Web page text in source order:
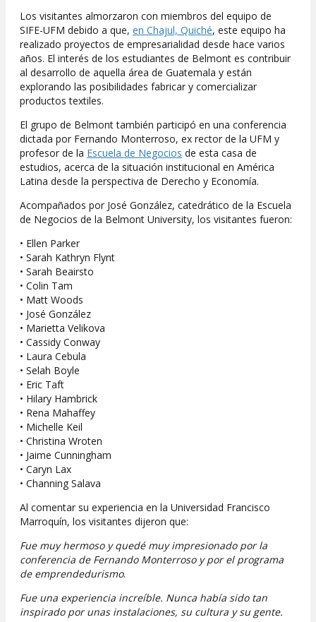
Los visitantes almorzaron con miembros del equipo de
SIFE-UFM debido a que, en Chajul, Quiché, este equipo ha
realizado proyectos de empresarialidad desde hace varios
años. El interés de los estudiantes de Belmont es contribuir
al desarrollo de aquella área de Guatemala y están
explorando las posibilidades fabricar y comercializar
productos textiles.
El grupo de Belmont también participó en una conferencia
dictada por Fernando Monterroso, ex rector de la UFM y
profesor de la Escuela de Negocios de esta casa de
estudios, acerca de la situación institucional en América
Latina desde la perspectiva de Derecho y Economía.
Acompañados por José González, catedrático de la Escuela
de Negocios de la Belmont University, los visitantes fueron:
• Ellen Parker
• Sarah Kathryn Flynt
• Sarah Beairsto
• Colin Tam
• Matt Woods
• José González
• Marietta Velikova
• Cassidy Conway
• Laura Cebula
• Selah Boyle
• Eric Taft
• Hilary Hambrick
• Rena Mahaffey
• Michelle Keil
• Christina Wroten
• Jaime Cunningham
• Caryn Lax
• Channing Salava
Al comentar su experiencia en la Universidad Francisco
Marroquín, los visitantes dijeron que:
Fue muy hermoso y quedé muy impresionado por la
conferencia de Fernando Monterroso y por el programa
de emprendedurismo.
Fue una experiencia increíble. Nunca había sido tan
inspirado por unas instalaciones, su cultura y su gente.